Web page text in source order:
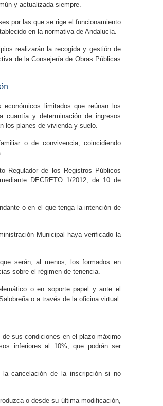
y actualizada siempre.
por las que se rige el funcionamiento
en la normativa de Andalucía.
realizarán la recogida y gestión de
de la Consejería de Obras Públicas
limitados que reúnan los
cuantía y determinación de ingresos
los planes de vivienda y suelo.
o de convivencia, coincidiendo
Regulador de los Registros Públicos
DECRETO 1/2012, de 10 de
o en el que tenga la intención de
Municipal haya verificado la
serán, al menos, los formados en
sobre el régimen de tenencia.
o en soporte papel y ante el
o a través de la oficina virtual.
sus condiciones en el plazo máximo
inferiores al 10%, que podrán ser
la cancelación de la inscripción si no
o desde su última modificación,